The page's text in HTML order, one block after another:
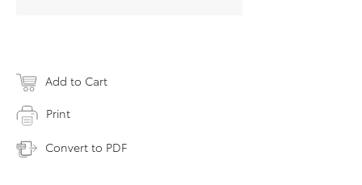
Add to Cart
Print
Convert to PDF